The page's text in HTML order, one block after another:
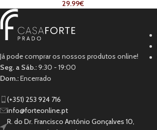
29.99€
Já pode comprar os nossos produtos online!
Seg. a Sáb.:9:30 - 19:00
Dom.:Encerrado
(+351) 253 924 716
info@forteonline.pt
R. do Dr. Francisco António Gonçalves 10,